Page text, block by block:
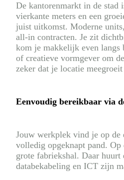
De kantorenmarkt in de stad
vierkante meters en een
juist uitkomst. Moderne
all-in contracten. Je zit
kom je makkelijk even
of creatieve vormgever om
zeker dat je locatie
Eenvoudig bereikbaar via
Jouw werkplek vind je op de
volledig opgeknapt pand. Op
grote fabriekshal. Daar huurt
databekabeling en ICT zijn